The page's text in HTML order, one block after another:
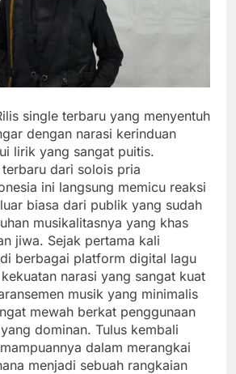
single terbaru yang menyentuh
dengan narasi kerinduan
lirik yang sangat puitis.
dari solois pria
ini langsung memicu reaksi
biasa dari publik yang sudah
musikalitasnya yang khas
jiwa. Sejak pertama kali
berbagai platform digital lagu
narasi yang sangat kuat
musik yang minimalis
mewah berkat penggunaan
dominan. Tulus kembali
dalam merangkai
menjadi sebuah rangkaian